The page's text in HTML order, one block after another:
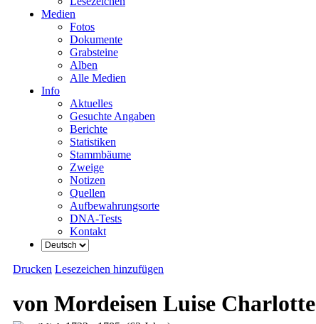
Medien
Fotos
Dokumente
Grabsteine
Alben
Alle Medien
Info
Aktuelles
Gesuchte Angaben
Berichte
Statistiken
Stammbäume
Zweige
Notizen
Quellen
Aufbewahrungsorte
DNA-Tests
Kontakt
Drucken Lesezeichen hinzufügen
von Mordeisen Luise Charlotte